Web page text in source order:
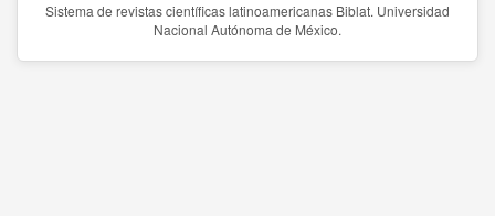
Sistema de revistas científicas latinoamericanas Biblat. Universidad
Nacional Autónoma de México.